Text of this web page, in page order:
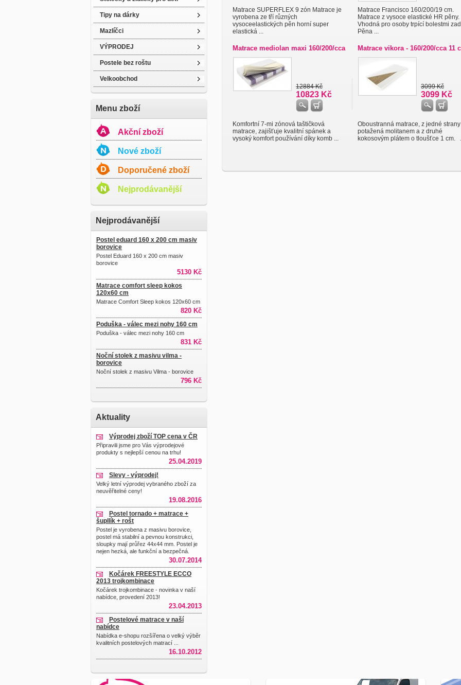
Tipy na dárky
Mazlíčci
VÝPRODEJ
Postele bez roštu
Velkoobchod
Menu zboží
Akční zboží
Nové zboží
Doporučené zboží
Nejprodávanější
Nejprodávanější
Postel eduard 160 x 200 cm masiv
borovice
Postel Eduard 160 x 200 cm masiv
borovice
5130 Kč
Matrace comfort sleep kokos
120x60 cm
Matrace Comfort Sleep kokos 120x60 cm
820 Kč
Poduška - válec mezi nohy 160 cm
Poduška - válec mezi nohy 160 cm
831 Kč
Noční stolek z masivu vilma -
borovice
Noční stolek z masivu Vilma - borovice
796 Kč
Aktuality
Výprodej zboží TOP cena v ČR
Připravili jsme pro Vás výprodejové
produkty s nejlepší cenou na trhu!
25.04.2019
Slevy - výprodej!
Velký letní výprodej vybraného zboží za
neuvěřitelné ceny!
19.08.2016
Postel tornado + matrace +
šupllík + rošt
Postel je vyrobena z masivu borovice,
postel má stabilní a pevnou konstrukci,
sloupky mají průřez 44x44 mm. Postel je
nejen hezká, ale funkční a bezpečná.
30.07.2014
Kočárek FREESTYLE ECCO
2013 trojkombinace
Kočárek trojkombinace - novinka v naší
nabídce, provedení 2013!
23.04.2013
Postelové matrace v naší
nabídce
Nabídka e-shopu rozšířena o velký výběr
kvalitních postelových matrací ...
16.10.2012
Matrace SUPERFLEX 9 zón Matrace je
vyrobena ze tří různých
vysoceelastických pěn horní super
elastická ...
Matrace Francisco 160/200/19 cm.
Matrace z vysoce elastické HR pěny.
Vhodná pro osoby trpící bolestmi
Pěna ...
Matrace mediolan maxi 160/200/cca
12884 Kč
10823 Kč
Komfortní 7-mi zónová taštičková
matrace, zajišťuje kvalitní spánek a
vysoký komfort používání díky komb ...
Matrace vikora - 160/200/cca 11 c
3099 Kč
3099 Kč
Oboustranná matrace, z jedné
potažená molitanem a z druhé
kokosovým plátem o tloušťce 1 cm.